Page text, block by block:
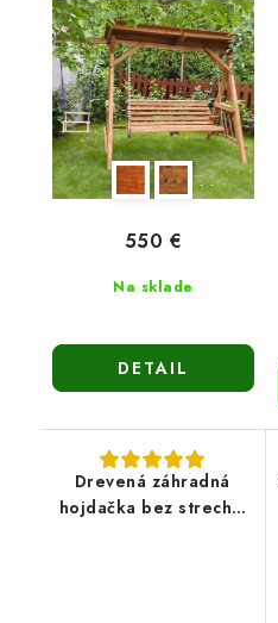
Na sklade
550 €
DETAIL
Drevená záhradná
hojdačka bez strechy-